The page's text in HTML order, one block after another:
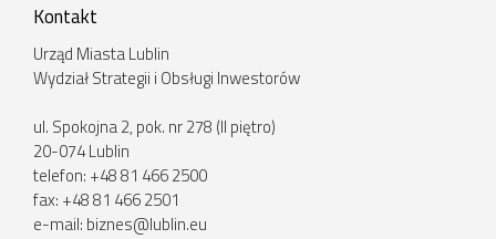
Kontakt
Urząd Miasta Lublin
Wydział Strategii i Obsługi Inwestorów
ul. Spokojna 2, pok. nr 278 (II piętro)
20-074 Lublin
telefon: +48 81 466 2500
fax: +48 81 466 2501
e-mail: biznes@lublin.eu